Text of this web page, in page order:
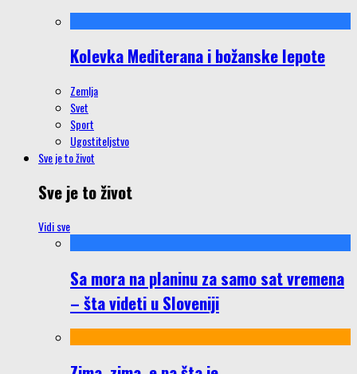
Kolevka Mediterana i božanske lepote
Zemlja
Svet
Sport
Ugostiteljstvo
Sve je to život
Sve je to život
Vidi sve
Sa mora na planinu za samo sat vremena
– šta videti u Sloveniji